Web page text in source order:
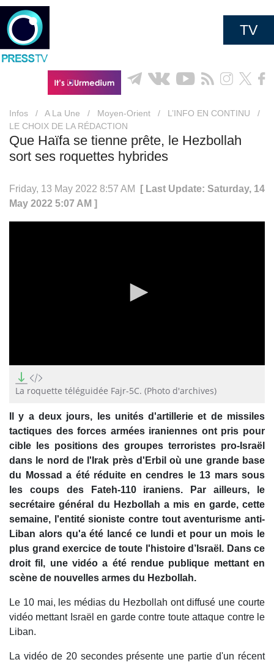
TV
Infos / A La Une / Moyen-Orient / L’INFO EN CONTINU
/
LE CHOIX DE LA RÉDACTION
Que Haïfa se tienne prête, le Hezbollah
sort ses roquettes hybrides
Friday, 13 May 2022 8:57 AM
[ Last Update: Saturday, 14
May 2022 5:07 AM ]
seconds
of
8
seconds
La roquette téléguidée Fajr-5C. (Photo d'archives)
Il y a deux jours, les unités d'artillerie et de missiles
tactiques des forces armées iraniennes ont pris pour
cible les positions des groupes terroristes pro-Israël
dans le nord de l'Irak près d'Erbil où une grande base
du Mossad a été réduite en cendres le 13 mars sous
les coups des Fateh-110 iraniens. Par ailleurs, le
secrétaire général du Hezbollah a mis en garde, cette
semaine, l'entité sioniste contre tout aventurisme anti-
Liban alors qu'a été lancé ce lundi et pour un mois le
plus grand exercice de toute l'histoire d’Israël. Dans ce
droit fil, une vidéo a été rendue publique mettant en
scène de nouvelles armes du Hezbollah.
Le 10 mai, les médias du Hezbollah ont diffusé une courte
vidéo mettant Israël en garde contre toute attaque contre le
Liban.
La vidéo de 20 secondes présente une partie d'un récent